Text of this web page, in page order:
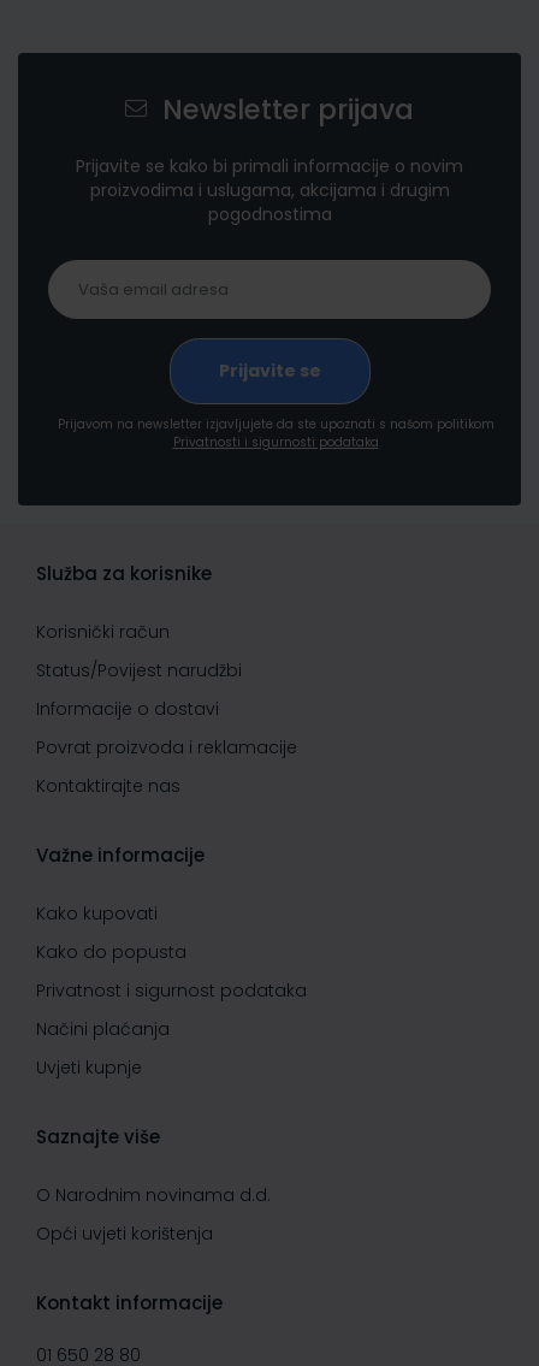
Newsletter prijava
Prijavite se kako bi primali informacije o novim
proizvodima i uslugama, akcijama i drugim
pogodnostima
Prijavom na newsletter izjavljujete da ste upoznati s našom politikom
Privatnosti i sigurnosti podataka
Služba za korisnike
Korisnički račun
Status/Povijest narudžbi
Informacije o dostavi
Povrat proizvoda i reklamacije
Kontaktirajte nas
Važne informacije
Kako kupovati
Kako do popusta
Privatnost i sigurnost podataka
Načini plaćanja
Uvjeti kupnje
Saznajte više
O Narodnim novinama d.d.
Opći uvjeti korištenja
Kontakt informacije
01 650 28 80